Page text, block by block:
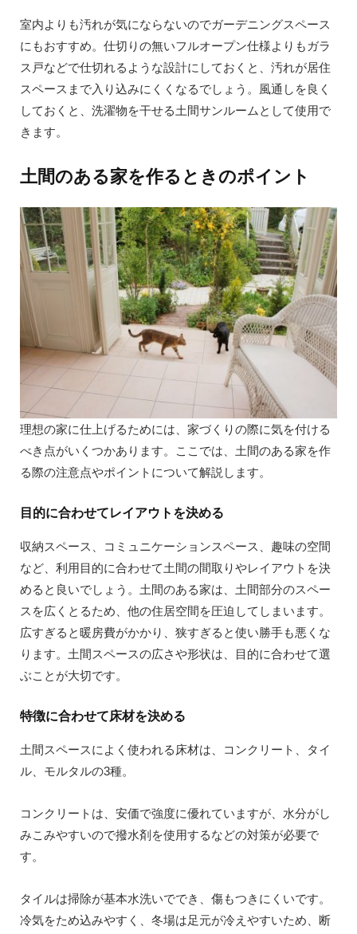
室内よりも汚れが気にならないのでガーデニングスペース
にもおすすめ。仕切りの無いフルオープン仕様よりもガラ
ス戸などで仕切れるような設計にしておくと、汚れが居住
スペースまで入り込みにくくなるでしょう。風通しを良く
しておくと、洗濯物を干せる土間サンルームとして使用で
きます。
土間のある家を作るときのポイント
理想の家に仕上げるためには、家づくりの際に気を付ける
べき点がいくつかあります。ここでは、土間のある家を作
る際の注意点やポイントについて解説します。
目的に合わせてレイアウトを決める
収納スペース、コミュニケーションスペース、趣味の空間
など、利用目的に合わせて土間の間取りやレイアウトを決
めると良いでしょう。土間のある家は、土間部分のスペー
スを広くとるため、他の住居空間を圧迫してしまいます。
広すぎると暖房費がかかり、狭すぎると使い勝手も悪くな
ります。土間スペースの広さや形状は、目的に合わせて選
ぶことが大切です。
特徴に合わせて床材を決める
土間スペースによく使われる床材は、コンクリート、タイ
ル、モルタルの3種。
コンクリートは、安価で強度に優れていますが、水分がし
みこみやすいので撥水剤を使用するなどの対策が必要で
す。
タイルは掃除が基本水洗いででき、傷もつきにくいです。
冷気をため込みやすく、冬場は足元が冷えやすいため、断